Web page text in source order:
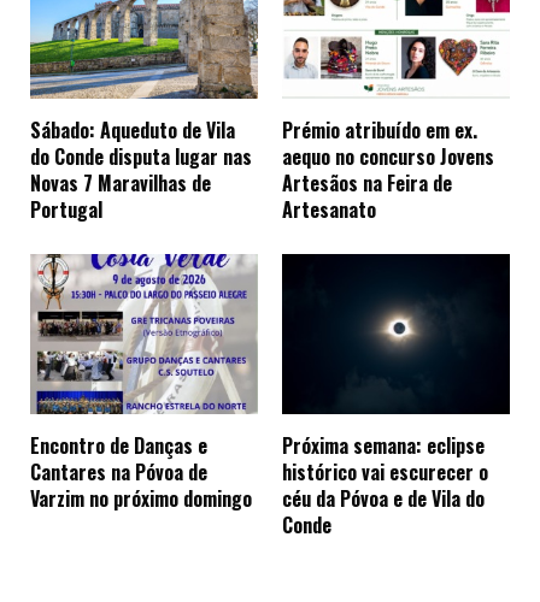
Sábado: Aqueduto de Vila
do Conde disputa lugar nas
Novas 7 Maravilhas de
Portugal
Prémio atribuído em ex.
aequo no concurso Jovens
Artesãos na Feira de
Artesanato
Encontro de Danças e
Cantares na Póvoa de
Varzim no próximo domingo
Próxima semana: eclipse
histórico vai escurecer o
céu da Póvoa e de Vila do
Conde